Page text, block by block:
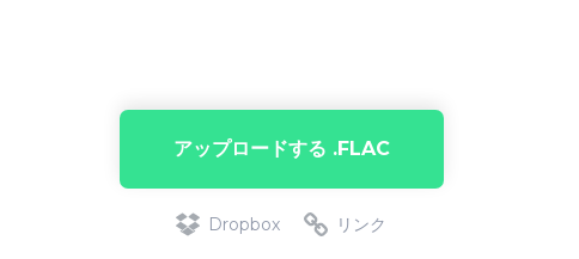
アップロードする .FLAC
Dropbox リンク